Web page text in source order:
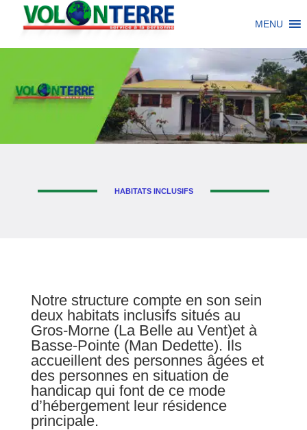
MENU
HABITATS INCLUSIFS
Notre structure compte en son sein
deux habitats inclusifs situés au
Gros-Morne (La Belle au Vent)et à
Basse-Pointe (Man Dedette). Ils
accueillent des personnes âgées et
des personnes en situation de
handicap qui font de ce mode
d’hébergement leur résidence
principale.